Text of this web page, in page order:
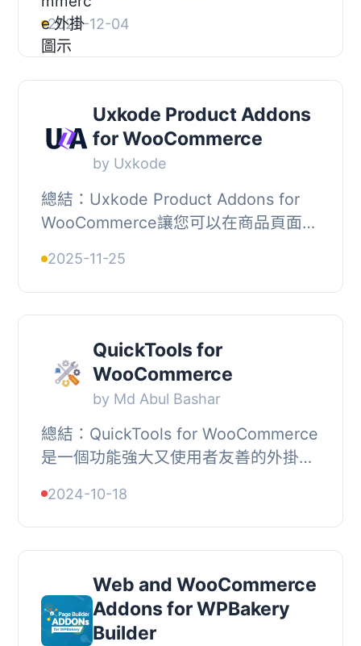
WooCommerce</title>, </head>,
<body>, , <...
2025-12-04
Uxkode Product Addons
for WooCommerce
by Uxkode
總結：Uxkode Product Addons for
WooCommerce讓您可以在商品頁面上
可定制單個或雙重按鈕。收集客戶輸
入，應用動態價格，...
2025-11-25
QuickTools for
WooCommerce
by Md Abul Bashar
總結：QuickTools for WooCommerce
是一個功能強大又使用者友善的外掛，
為更好的產品管理提供必要工具。這個
外掛透過在產品...
2024-10-18
Web and WooCommerce
Addons for WPBakery
Builder